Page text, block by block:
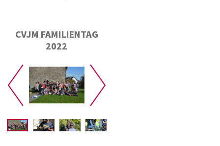
CVJM FAMILIENTAG
2022